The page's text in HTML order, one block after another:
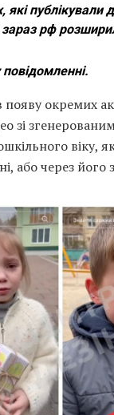
які публікували
рф
окремих
зі
віку,
або через його